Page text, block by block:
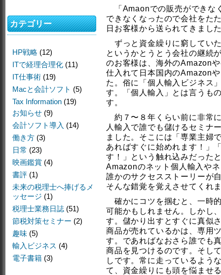
「Amaonでの販売ができな
できなくなったので会社をた
日お客様から送られてきまし
ずっと資金繰りに窮してい
というかとうとう会社の継続
のお客様は、海外のAmazon
仕入れて日本国内のAmazon
た。俗に「個人輸入ビジネス
す。「個人輸入」とは言うも
す。
約７〜８年くらい前に非常
人輸入で誰でも儲けるセミナ
ました。そこには「専業主婦
あればすぐに始めれます！」
す！」という触れ込みだった
Amazonのネット個人輸入や
誰かのサクセスストーリーが
そんな錯覚を覚えさせてくれ
確かにコツを掴むと、一時
可能かもしれません。しかし
す。儲かり出すとすぐに真似
商品が売れているかは、専用
す。であればなおさら誰でも
商品を見つけるのです。そし
しです。常に走っているよう
て、資金繰りにも頭を悩ませ
カテゴリー
HP戦略 (12)
ITで経理合理化 (11)
IT仕事術 (19)
Macと会計ソフト (5)
Tax Information (19)
お知らせ (9)
会計ソフト導入 (14)
働き方 (3)
日常 (23)
映画鑑賞 (4)
書評 (1)
未来の税理士へ捧げるメ
ッセージ (1)
税理士業務日誌 (51)
節税対策セミナー (2)
趣味 (5)
輸入ビジネス (4)
電子書籍 (3)